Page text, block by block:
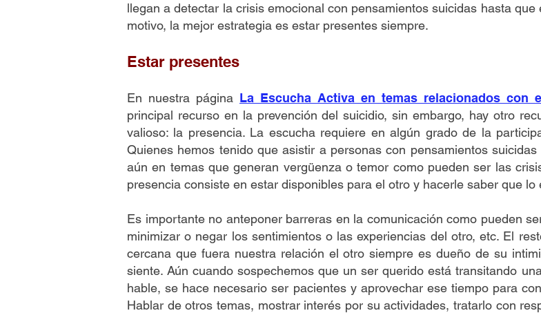
llegan a detectar la crisis emocional con pensamientos suicidas hasta
motivo, la mejor estrategia es estar presentes siempre.
Estar presentes
En nuestra página La Escucha Activa en temas relacionados con
principal recurso en la prevención del suicidio, sin embargo, hay otro
valioso: la presencia. La escucha requiere en algún grado de la
Quienes hemos tenido que asistir a personas con pensamientos
aún en temas que generan vergüenza o temor como pueden ser las
presencia consiste en estar disponibles para el otro y hacerle saber que lo
Es importante no anteponer barreras en la comunicación como pueden
minimizar o negar los sentimientos o las experiencias del otro, etc. El
cercana que fuera nuestra relación el otro siempre es dueño de su
siente. Aún cuando sospechemos que un ser querido está transitando
hable, se hace necesario ser pacientes y aprovechar ese tiempo para
Hablar de otros temas, mostrar interés por su actividades, tratarlo con